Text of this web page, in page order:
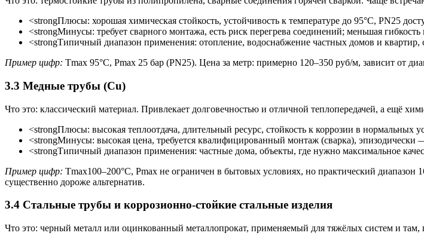
<strongПлюсы: хорошая химическая стойкость, устойчивость к температуре до 95°C, PN25
<strongМинусы: требует сварного монтажа, есть риск перегрева соединений; меньшая
<strongТипичный диапазон применения: отопление, водоснабжение частных домов и квартир,
Пример цифр: Tmax 95°C, Pmax 25 бар (PN25). Цена за метр: примерно 120–350 руб/м, зависит от
3.3 Медные трубы (Cu)
Что это: классический материал. Привлекает долговечностью и отличной теплопередачей, а ещё
<strongПлюсы: высокая теплоотдача, длительный ресурс, стойкость к коррозии в нормальных
<strongМинусы: высокая цена, требуется квалифицированный монтаж (сварка),
<strongТипичный диапазон применения: частные дома, объекты, где нужно максимальное
Пример цифр: Tmax100–200°C, Pmax не ограничен в бытовых условиях, но практический
существенно дороже альтернатив.
3.4 Стальные трубы и коррозионно-стойкие стальные изделия
Что это: черный металл или оцинкованный металлопрокат, применяемый для тяжёлых систем и там,